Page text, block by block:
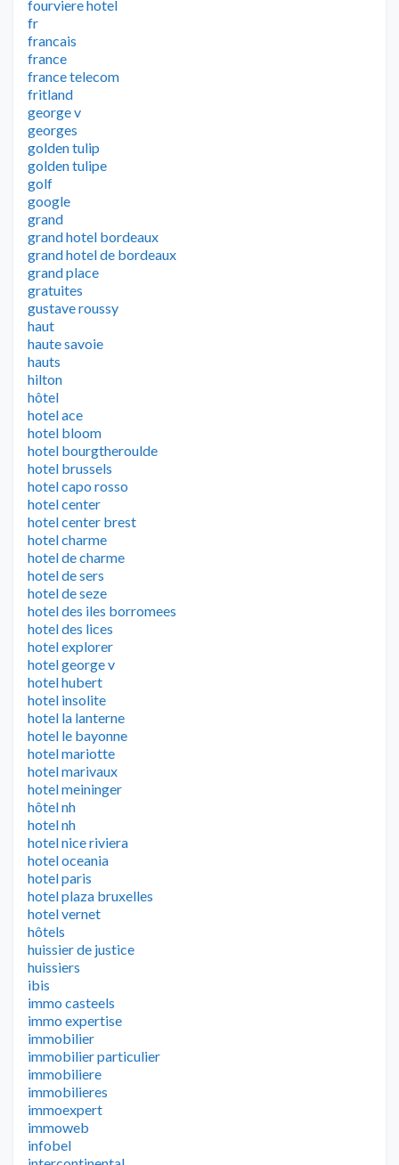
fourviere hotel
fr
francais
france
france telecom
fritland
george v
georges
golden tulip
golden tulipe
golf
google
grand
grand hotel bordeaux
grand hotel de bordeaux
grand place
gratuites
gustave roussy
haut
haute savoie
hauts
hilton
hôtel
hotel ace
hotel bloom
hotel bourgtheroulde
hotel brussels
hotel capo rosso
hotel center
hotel center brest
hotel charme
hotel de charme
hotel de sers
hotel de seze
hotel des iles borromees
hotel des lices
hotel explorer
hotel george v
hotel hubert
hotel insolite
hotel la lanterne
hotel le bayonne
hotel mariotte
hotel marivaux
hotel meininger
hôtel nh
hotel nh
hotel nice riviera
hotel oceania
hotel paris
hotel plaza bruxelles
hotel vernet
hôtels
huissier de justice
huissiers
ibis
immo casteels
immo expertise
immobilier
immobilier particulier
immobiliere
immobilieres
immoexpert
immoweb
infobel